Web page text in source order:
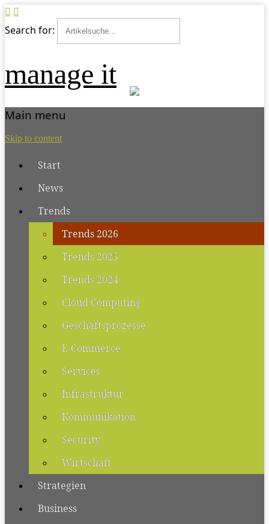
Search for:
manage it
Main menu
Skip to content
Start
News
Trends
Trends 2026
Trends 2025
Trends 2024
Cloud Computing
Geschäftsprozesse
E-Commerce
Services
Infrastruktur
Kommunikation
Security
Wirtschaft
Strategien
Business